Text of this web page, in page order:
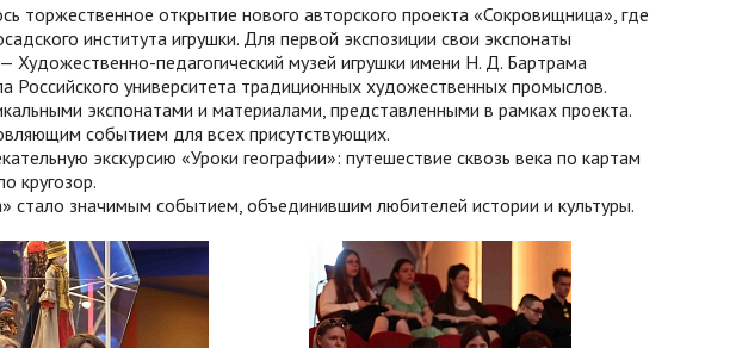
торжественное открытие нового авторского проекта «Сокровищница», где
института игрушки. Для первой экспозиции свои экспонаты
Художественно-педагогический музей игрушки имени Н. Д. Бартрама
Российского университета традиционных художественных промыслов.
экспонатами и материалами, представленными в рамках проекта.
событием для всех присутствующих.
экскурсию «Уроки географии»: путешествие сквозь века по картам
кругозор.
стало значимым событием, объединившим любителей истории и культуры.